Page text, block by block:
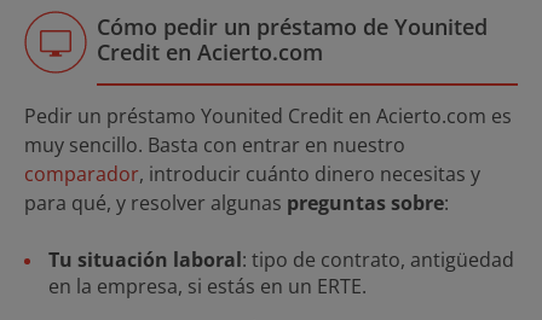
Cómo pedir un préstamo de Younited
Credit en Acierto.com
Pedir un préstamo Younited Credit en Acierto.com es
muy sencillo. Basta con entrar en nuestro
comparador, introducir cuánto dinero necesitas y
para qué, y resolver algunas preguntas sobre:
Tu situación laboral: tipo de contrato, antigüedad
en la empresa, si estás en un ERTE.